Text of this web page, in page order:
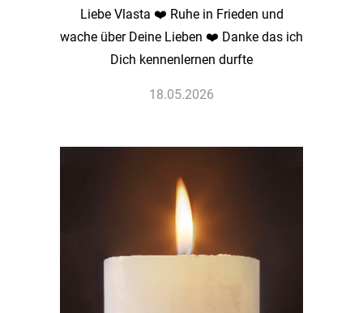
Liebe Vlasta ❤️ Ruhe in Frieden und
wache über Deine Lieben ❤️ Danke das ich
Dich kennenlernen durfte
18.05.2026